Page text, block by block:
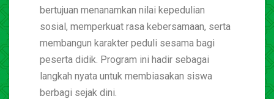
bertujuan menanamkan nilai kepedulian
sosial, memperkuat rasa kebersamaan, serta
membangun karakter peduli sesama bagi
peserta didik. Program ini hadir sebagai
langkah nyata untuk membiasakan siswa
berbagi sejak dini.